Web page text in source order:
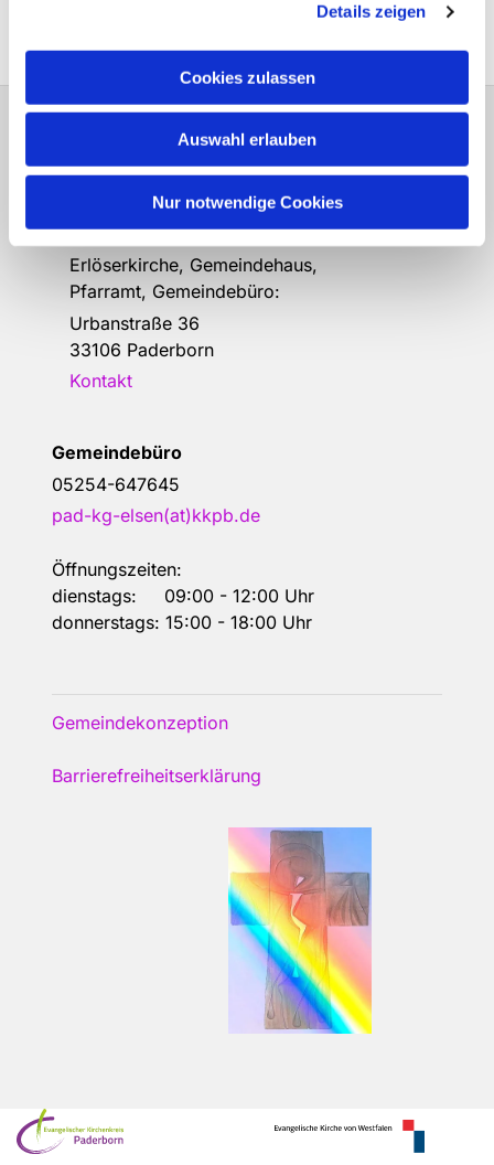
Details zeigen
Cookies zulassen
Auswahl erlauben
Nur notwendige Cookies
Bitte schreiben Sie bei Wünschen und
Anregungen demWebmaster
Anschrift der evang.- Luth.
Kirchengemeinde Elsen
Erlöserkirche, Gemeindehaus,
Pfarramt, Gemeindebüro:
Urbanstraße 36
33106 Paderborn
Kontakt
Gemeindebüro
05254-647645
pad-kg-elsen(at)kkpb.de
Öffnungszeiten:
dienstags: 09:00 - 12:00 Uhr
donnerstags: 15:00 - 18:00 Uhr
Gemeindekonzeption
Barrierefreiheitserklärung